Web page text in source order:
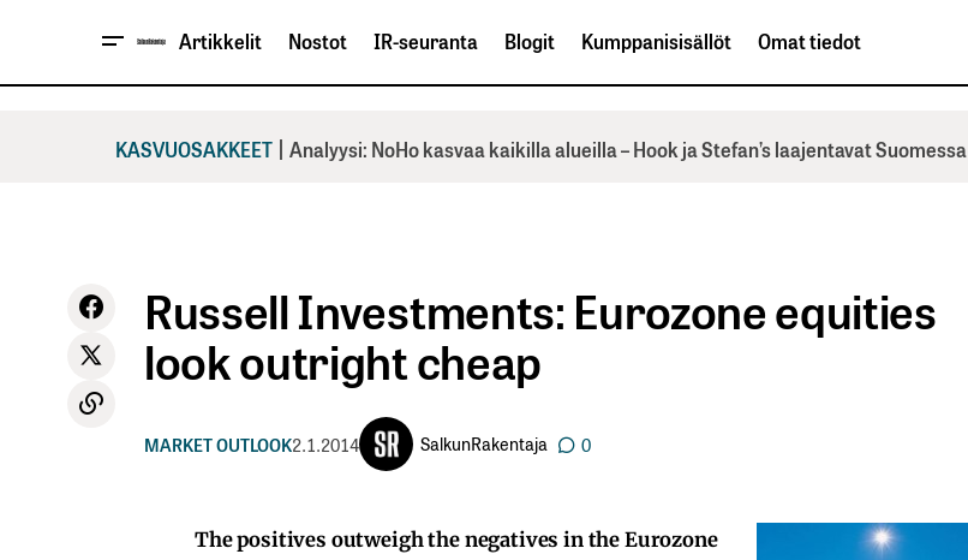
Artikkelit Nostot IR-seuranta Blogit Kumppanisisällöt Omat tiedot
KASVUOSAKKEET | Analyysi: NoHo kasvaa kaikilla alueilla – Hook ja Stefan’s laajentavat Suomessa
Russell Investments: Eurozone equities
look outright cheap
MARKET OUTLOOK2.1.2014 SalkunRakentaja 0
The positives outweigh the negatives in the Eurozone